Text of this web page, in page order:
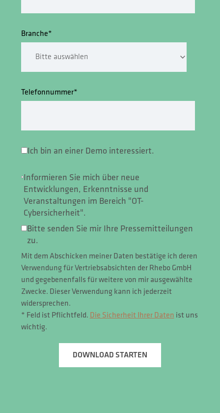
Branche*
Telefonnummer*
Ich bin an einer Demo interessiert.
Informieren Sie mich über neue
Entwicklungen, Erkenntnisse und
Veranstaltungen im Bereich "OT-
Cybersicherheit".
Bitte senden Sie mir Ihre Pressemitteilungen
zu.
Mit dem Abschicken meiner Daten bestätige ich deren
Verwendung für Vertriebsabsichten der Rhebo GmbH
und gegebenenfalls für weitere von mir ausgewählte
Zwecke. Dieser Verwendung kann ich jederzeit
widersprechen.
* Feld ist Pflichtfeld. Die Sicherheit Ihrer Daten ist uns
wichtig.